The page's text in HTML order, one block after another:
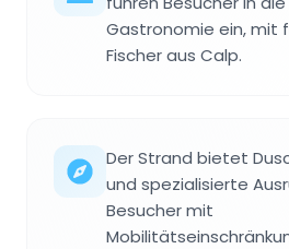
Gastronomie ein, mit
Fischer aus Calp.
Der Strand bietet
und spezialisierte
Besucher mit